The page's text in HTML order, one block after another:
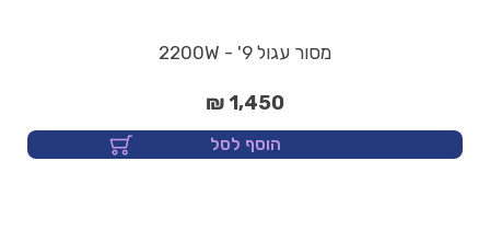
מסור עגול 9' - 2200W
1,450 ₪
הוסף לסל